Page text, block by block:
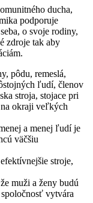
ducha,
podporuje
o svoje rodiny,
zdroje tak aby
pôdu, remeslá,
ľudí, členov
stroja, stojace pri
na okraji veľkých
a menej ľudí je
väčšiu
stroje,
muži a ženy budú
vytvára